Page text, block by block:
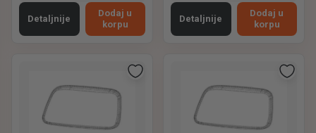
Detaljnije
Dodaj u
korpu
Detaljnije
Dodaj u
korpu